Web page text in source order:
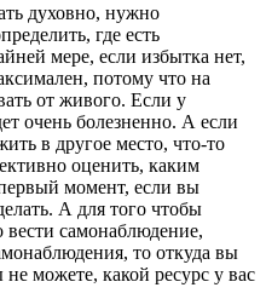
духовно, нужно
где есть
мере, если избытка нет,
потому что на
от живого. Если у
очень болезненно. А если
в другое место, что-то
оценить, каким
момент, если вы
А для того чтобы
вести самонаблюдение,
то откуда вы
можете, какой ресурс у вас